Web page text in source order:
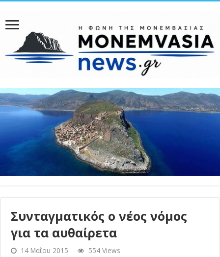
Συνταγματικός ο νέος νόμος
για τα αυθαίρετα
14 Μαΐου 2015 554 Views